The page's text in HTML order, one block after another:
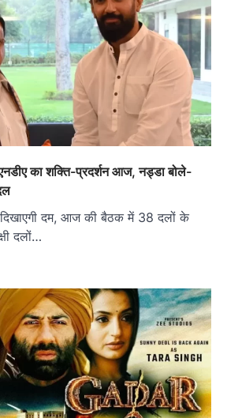
का शक्ति-प्रदर्शन आज, नड्डा बोले-
दिखाएगी दम, आज की बैठक में 38 दलों के
दलों…